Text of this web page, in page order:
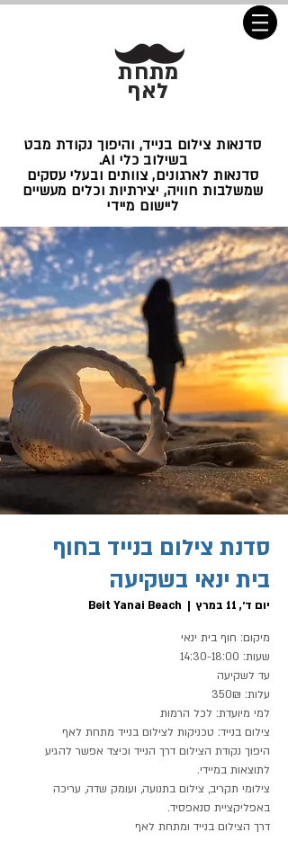
מתחת
לאף
סדנאות צילום בנייד, והיפוך נקודת מבט
בשילוב כלי AI.
סדנאות לארגונים, צוותים ובעלי עסקים
שמשלבות חוויה, יצירתיות וכלים מעשיים
ליישום מיידי
סדנת צילום בנייד בחוף
בית ינאי בשקיעה
יום ד׳, 11 במרץ
  |
Beit Yanai Beach
היפוך נקודת הצילום דרך הנייד וכיצד אפשר להגיע
צילומי תקריב , צילום בתנועה , ועומק שדה, עריכה